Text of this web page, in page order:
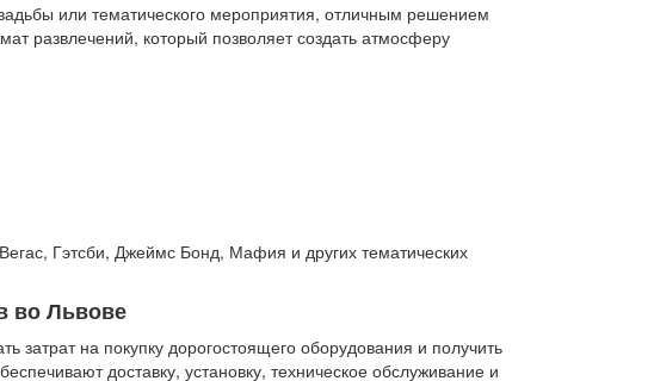
или тематического мероприятия, отличным решением
развлечений, который позволяет создать атмосферу
Гэтсби, Джеймс Бонд, Мафия и других тематических
во Львове
затрат на покупку дорогостоящего оборудования и получить
доставку, установку, техническое обслуживание и